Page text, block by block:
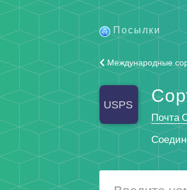
Посылки
Международные
Почта